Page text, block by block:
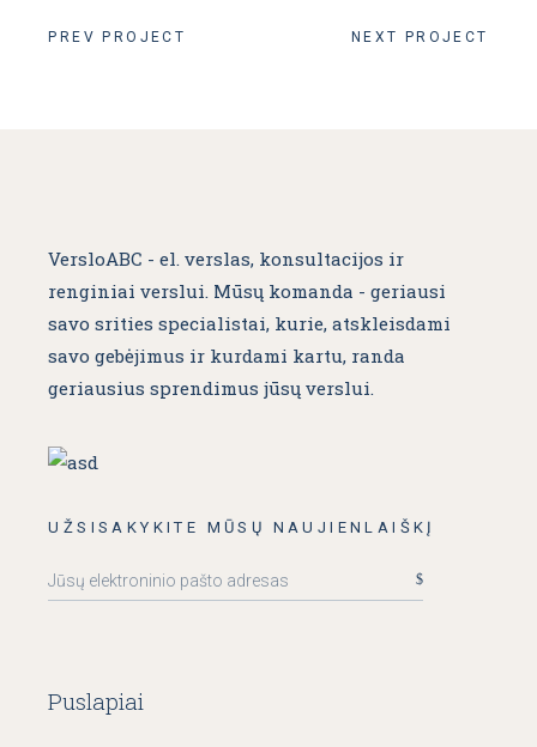
PREV PROJECT NEXT PROJECT
VersloABC - el. verslas, konsultacijos ir
renginiai verslui. Mūsų komanda - geriausi
savo srities specialistai, kurie, atskleisdami
savo gebėjimus ir kurdami kartu, randa
geriausius sprendimus jūsų verslui.
UŽSISAKYKITE MŪSŲ NAUJIENLAIŠKĮ
Puslapiai